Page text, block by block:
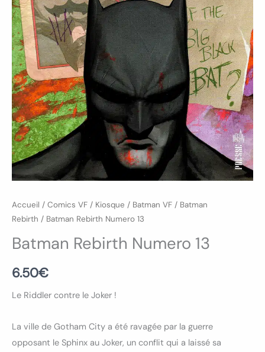
Accueil / Comics VF / Kiosque / Batman VF / Batman
Rebirth / Batman Rebirth Numero 13
Batman Rebirth Numero 13
6.50€
Le Riddler contre le Joker !
La ville de Gotham City a été ravagée par la guerre
opposant le Sphinx au Joker, un conflit qui a laissé sa